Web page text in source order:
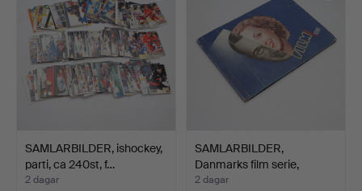
SAMLARBILDER, ishockey,
parti, ca 240st, f…
2 dagar
SAMLARBILDER,
Danmarks film serie,
Kaffesu…
2 dagar